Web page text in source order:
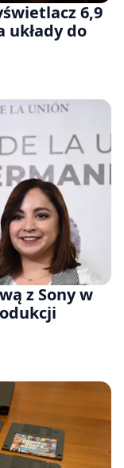
6,9
układy do
z Sony w